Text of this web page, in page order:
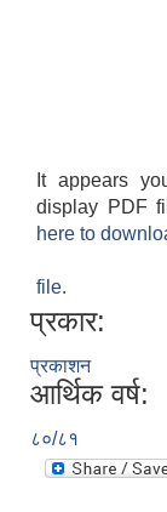
It appears
display PDF
here to
file.
प्रकार:
प्रकाशन
आर्थिक वर्ष:
८०/८१